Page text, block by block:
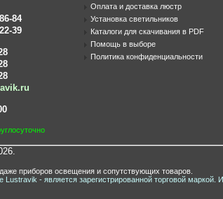
84
39
Оплата и доставка люстр
Установка светильников
Каталоги для скачивания в PDF
Помощь в выборе
Политика конфиденциальности
приборов освещения и сопутствующих товаров.
- является зарегистрированной торговой маркой.